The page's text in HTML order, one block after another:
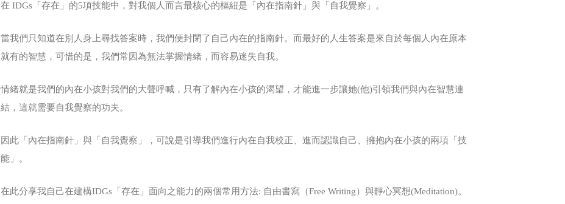
在 IDGs「存在」的5項技能中，對我個人而言最核心的樞紐是「內在指南針」與「自我覺察」。
當我們只知道在別人身上尋找答案時，我們便封閉了自己內在的指南針。而最好的人生答案是來自於每個人內在原本
就有的智慧，可惜的是，我們常因為無法掌握情緒，而容易迷失自我。
情緒就是我們的內在小孩對我們的大聲呼喊，只有了解內在小孩的渴望，才能進一步讓她(他)引領我們與內在智慧連
結，這就需要自我覺察的功夫。
因此「內在指南針」與「自我覺察」，可說是引導我們進行內在自我校正、進而認識自己、擁抱內在小孩的兩項「技
能」。
在此分享我自己在建構IDGs「存在」面向之能力的兩個常用方法: 自由書寫（Free Writing）與靜心冥想(Meditation)。